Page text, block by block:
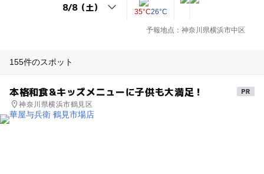
35°C26°C
予報地点：神奈川県横浜市中区
155件のスポット
本格和食&キッズメニューに子供も大満足！
神奈川県横浜市鶴見区